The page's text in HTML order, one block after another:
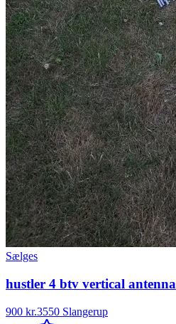
Sælges
hustler 4 btv vertical antenna
900 kr.3550 Slangerup